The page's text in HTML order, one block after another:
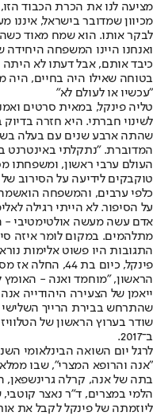
מציעה לנו את הכרת הכבוד
מכיוון שמדובר בישראל, איננו
לבקר אותו. הוא שמח מאוד
ואנחנו היינו המשפחה היחידה
כיבד אותם, אבל דעתו לא היתה
בטוחה שאילו היה בחיים,
"עכשיו או לעולם לא"
טליה פינקל, במאית סרטים
לשינוי חברתי. היא חזרה
שהתה ארבע שנים עם בעלה
המדוברת. "נתקלתי באינטרנט
העולם ערבי ראשון, ומשפחתו
טוקבקים לידיעה על הסירוב
כלפי ערבים, והמשפחה
על הסיפור. לא הייתי רגילה
אדם עשה מעשה אולטימטיבי -
מתלהמים. במקום לומר איזה
התגובות היו פשוט אלימות
פינקל, כיום בת
הראשון, "מוחמד ואנה -
ייאמן של הצעירה היהודייה
שהתרחש בבירת הרייך
שודר בערוץ הראשון של
ב־2017.
"אנה והרופא המצרי", שבו
בתה של אנה, קרלה גרינשפאן,
הלמי במצרים, ד"ר נאצר
ליוזמתה של פינקל לקבל את